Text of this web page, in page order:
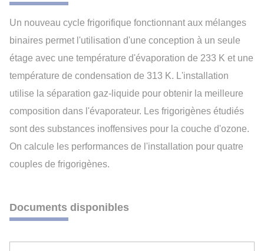
Un nouveau cycle frigorifique fonctionnant aux mélanges
binaires permet l'utilisation d'une conception à un seule
étage avec une température d'évaporation de 233 K et une
température de condensation de 313 K. L'installation
utilise la séparation gaz-liquide pour obtenir la meilleure
composition dans l'évaporateur. Les frigorigènes étudiés
sont des substances inoffensives pour la couche d'ozone.
On calcule les performances de l'installation pour quatre
couples de frigorigènes.
Documents disponibles